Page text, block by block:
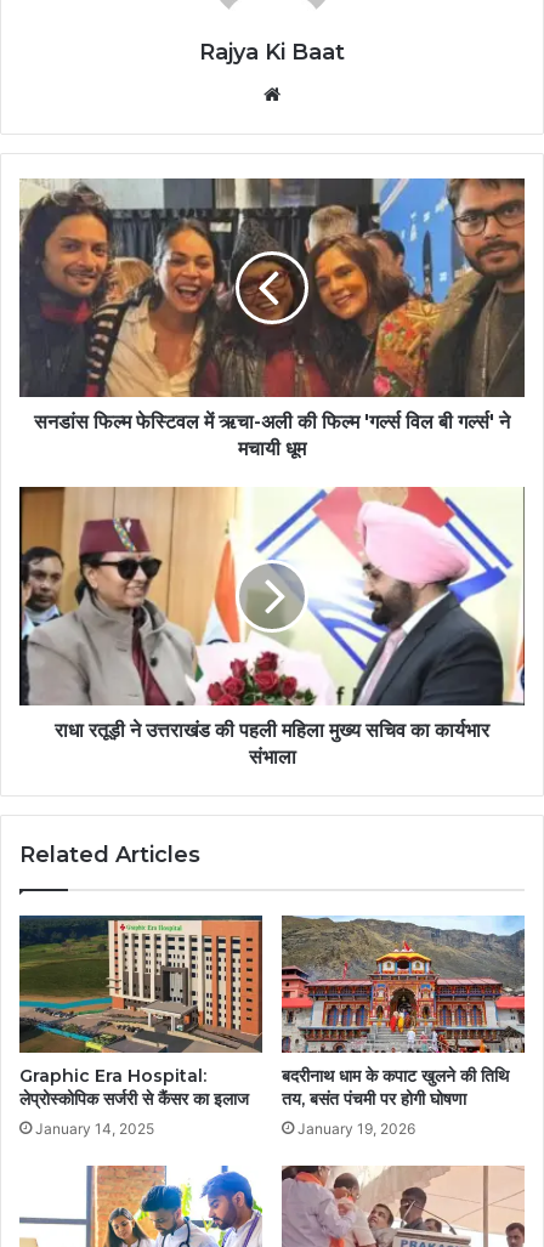
Rajya Ki Baat
सनडांस फिल्म फेस्टिवल में ऋचा-अली की फिल्म 'गर्ल्स विल बी गर्ल्स' ने
मचायी धूम
राधा रतूड़ी ने उत्तराखंड की पहली महिला मुख्य सचिव का कार्यभार
संभाला
Related Articles
Graphic Era Hospital:
लेप्रोस्कोपिक सर्जरी से कैंसर का इलाज
January 14, 2025
बदरीनाथ धाम के कपाट खुलने की तिथि
तय, बसंत पंचमी पर होगी घोषणा
January 19, 2026